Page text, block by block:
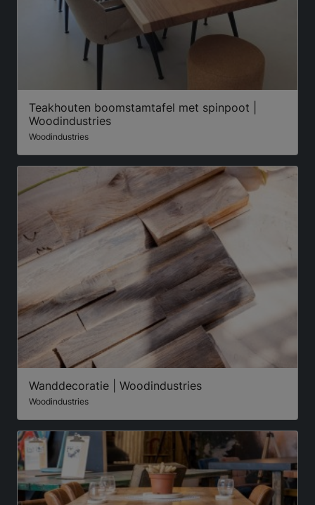
Teakhouten boomstamtafel met spinpoot |
Woodindustries
Woodindustries
Wanddecoratie | Woodindustries
Woodindustries